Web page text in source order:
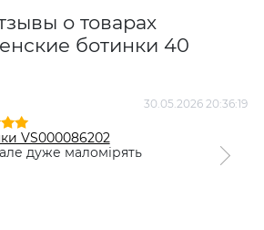
1317 грн
5741 грн
о товарах
ботинки 40
30.05.2026 20:36:19
VS000086202
дуже маломірять